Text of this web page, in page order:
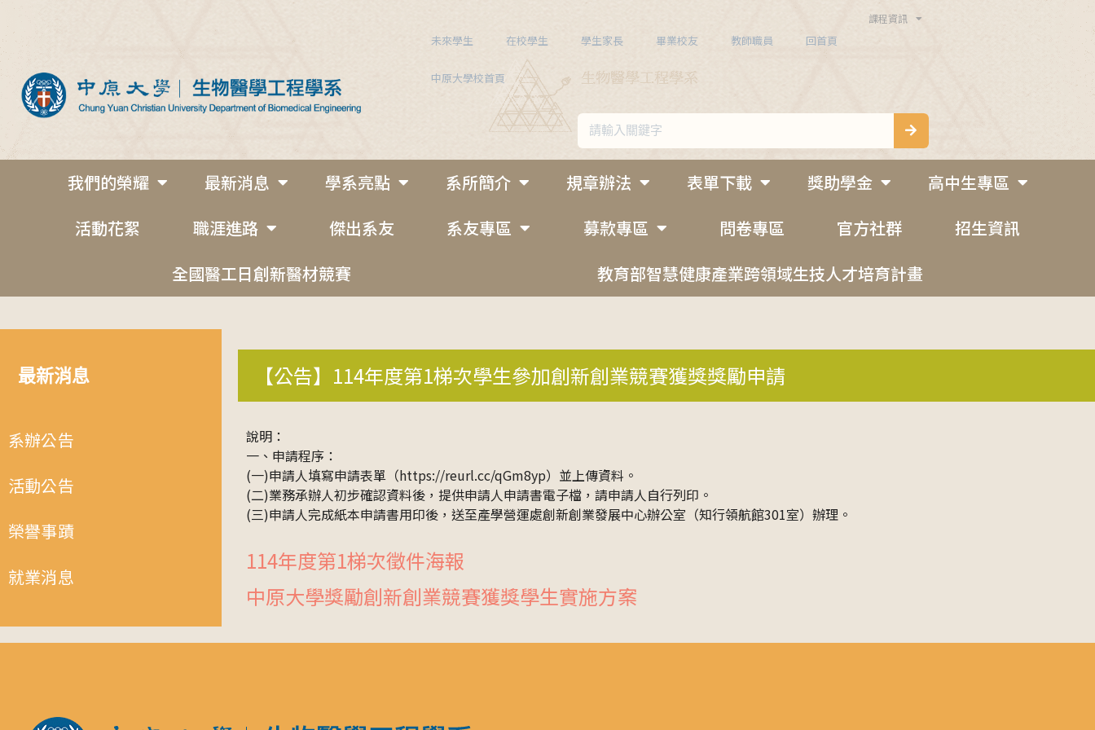
課程資訊
未來學生 在校學生 學生家長 畢業校友 教師職員 回首頁
中原大學校首頁
我們的榮耀 最新消息 學系亮點 系所簡介 規章辦法 表單下載 獎助學金
高中生專區
活動花絮
職涯進路 傑出系友 系友專區 募款專區 問卷專區 官方社群
招生資訊
全國醫工日創新醫材競賽
教育部智慧健康產業跨領域生技人才培育計畫
最新消息
系辦公告
活動公告
榮譽事蹟
就業消息
【公告】114年度第1梯次學生參加創新創業競賽獲獎獎勵申請
說明：
一、申請程序：
(一)申請人填寫申請表單（https://reurl.cc/qGm8yp）並上傳資料。
(二)業務承辦人初步確認資料後，提供申請人申請書電子檔，請申請人自行列印。
(三)申請人完成紙本申請書用印後，送至產學營運處創新創業發展中心辦公室（知行領航館301室）辦理。
114年度第1梯次徵件海報
中原大學獎勵創新創業競賽獲獎學生實施方案